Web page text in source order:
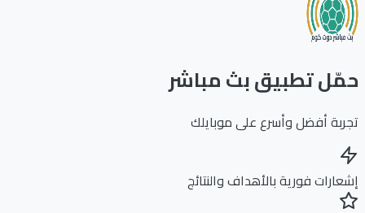
تطبيق بث مباشر
أفضل وأسرع على موبايلك
فورية بالأهداف والنتائج